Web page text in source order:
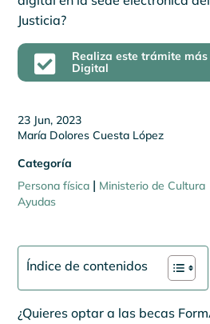
Justicia?

Realiza este trámite
Digital
23 Jun, 2023
María Dolores Cuesta López
Categoría
Persona física | Ministerio de Cultura
Ayudas
Índice de contenidos
¿Quieres optar a las becas